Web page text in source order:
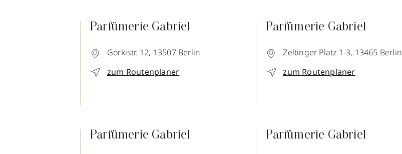
Parfümerie Gabriel
Gorkistr. 12, 13507 Berlin
zum Routenplaner
Parfümerie Gabriel
Zeltinger Platz 1-3, 13465 Berlin
zum Routenplaner
Parfümerie Gabriel Parfümerie Gabriel